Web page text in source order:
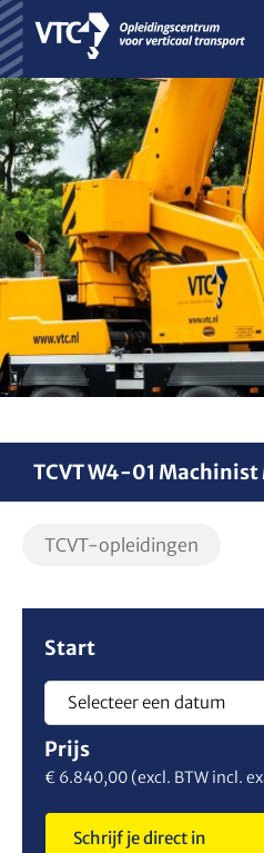
TCVT W4-01
Filter
opleiding
TCVT-opleidingen
Schrijf
je
direct
in
Start
Selecteer een datum
Prijs
€ 6.840,00 (excl. BTW incl.
Schrijf je direct in